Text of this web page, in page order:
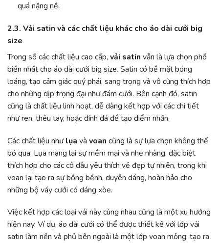
quá nặng nề.
2.3. Vải satin và các chất liệu khác cho áo dài cưới big
size
Trong số các chất liệu cao cấp, vải satin vẫn là lựa chọn phổ
biến nhất cho áo dài cưới big size. Satin có bề mặt bóng
loáng, tạo cảm giác quý phái, sang trọng và vô cùng thích hợp
cho những dịp trọng đại như đám cưới. Bên cạnh đó, satin
cũng là chất liệu linh hoạt, dễ dàng kết hợp với các chi tiết
như ren, thêu tay, hoặc đính đá để tạo điểm nhấn.
Các chất liệu nhưlụa và voan cũng là sự lựa chọn không thể
bỏ qua. Lụa mang lại sự mềm mại và nhẹ nhàng, đặc biệt
thích hợp cho các cô dâu yêu thích vẻ đẹp tự nhiên, trong khi
voan lại tạo ra sự bồng bềnh, duyên dáng, hoàn hảo cho
những bộ váy cưới có dáng xòe.
Việc kết hợp các loại vải này cùng nhau cũng là một xu hướng
hiện nay. Ví dụ, áo dài cưới có thể được thiết kế với lớp vải
satin làm nền và phủ bên ngoài là một lớp voan mỏng, tạo ra